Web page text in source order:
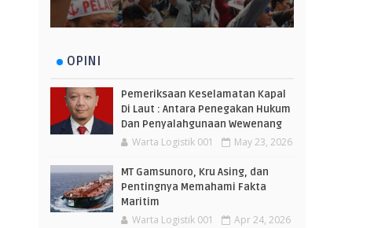
OPINI
Pemeriksaan Keselamatan Kapal
Di Laut : Antara Penegakan Hukum
Dan Penyalahgunaan Wewenang
Warta Logistik 001 May 23, 2026
MT Gamsunoro, Kru Asing, dan
Pentingnya Memahami Fakta
Maritim
Warta Logistik 001 Apr 24, 2026